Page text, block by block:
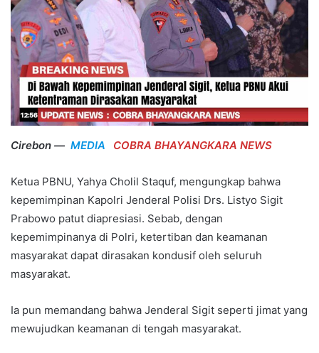
Cirebon — MEDIA COBRA BHAYANGKARA NEWS
Ketua PBNU, Yahya Cholil Staquf, mengungkap bahwa
kepemimpinan Kapolri Jenderal Polisi Drs. Listyo Sigit
Prabowo patut diapresiasi. Sebab, dengan
kepemimpinanya di Polri, ketertiban dan keamanan
masyarakat dapat dirasakan kondusif oleh seluruh
masyarakat.
Ia pun memandang bahwa Jenderal Sigit seperti jimat yang
mewujudkan keamanan di tengah masyarakat.